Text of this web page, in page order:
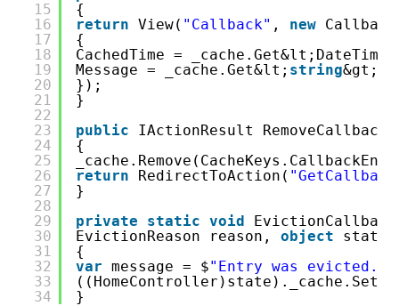
15
16
17
18
19
20
21
22
23
24
25
26
27
28
29
30
31
32
33
34
{
return
View( "Callback" , new
{
CachedTime =
Message = _cache.Get&lt; string
});
}
public
IActionResult
{
return
RedirectToAction(
}
private
static void
EvictionReason reason,object
state)
{
var
message = $"Entry was evicted.
}